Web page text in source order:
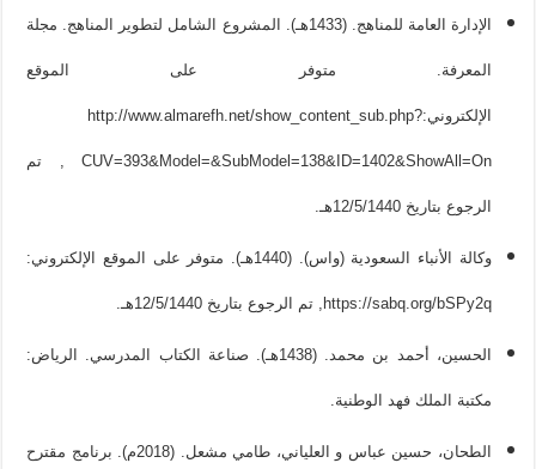
الإدارة العامة للمناهج. (1433هـ). المشروع الشامل لتطوير المناهج. مجلة
المعرفة. متوفر على الموقع
الإلكتروني:http://www.almarefh.net/show_content_sub.php?
CUV=393&Model=&SubModel=138&ID=1402&ShowAll=On , تم
الرجوع بتاريخ 12/5/1440هـ.
وكالة الأنباء السعودية (واس). (1440هـ). متوفر على الموقع الإلكتروني:
https://sabq.org/bSPy2q, تم الرجوع بتاريخ 12/5/1440هـ.
الحسين، أحمد بن محمد. (1438هـ). صناعة الكتاب المدرسي. الرياض:
مكتبة الملك فهد الوطنية.
الطحان، حسين عباس و العلياني، طامي مشعل. (2018م). برنامج مقترح